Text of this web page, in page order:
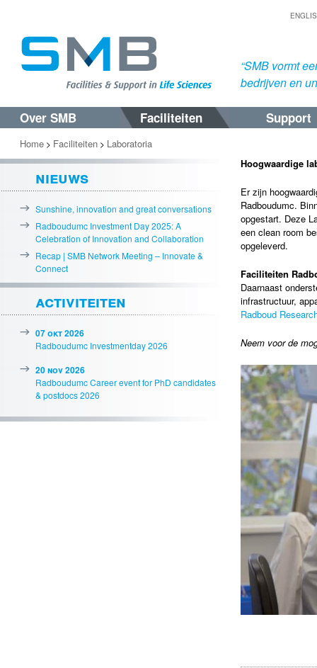
“SMB vormt
bedrijven en
Spring
naar
de
primaire
inhoud
Spring
naar
de
secundaire
inhoud
Over SMB Faciliteiten Support
Hoogwaardige
Er zijn
Radboudumc.
opgestart. Deze
een clean room
opgeleverd.
Faciliteiten
Daarnaast
infrastructuur,
Radboud
Neem voor de
Home > Faciliteiten > Laboratoria
nieuws
Sunshine, innovation and great conversations
Radboudumc Investment Day 2025: A
Celebration of Innovation and Collaboration
Recap | SMB Network Meeting – Innovate &
Connect
activiteiten
07 okt 2026
Radboudumc Investmentday 2026
20 nov 2026
Radboudumc Career event for PhD candidates
& postdocs 2026